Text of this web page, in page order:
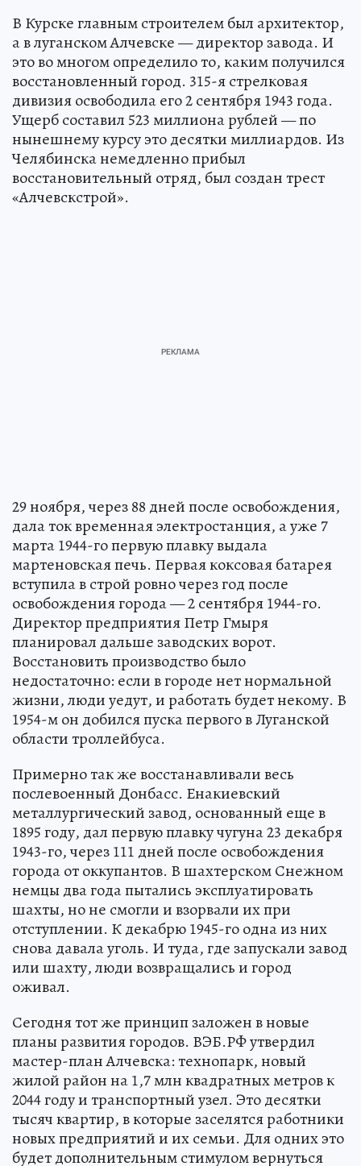
В Курске главным строителем был архитектор,
а в луганском Алчевске — директор завода. И
это во многом определило то, каким получился
восстановленный город. 315-я стрелковая
дивизия освободила его 2 сентября 1943 года.
Ущерб составил 523 миллиона рублей — по
нынешнему курсу это десятки миллиардов. Из
Челябинска немедленно прибыл
восстановительный отряд, был создан трест
«Алчевскстрой».
29 ноября, через 88 дней после освобождения,
дала ток временная электростанция, а уже 7
марта 1944-го первую плавку выдала
мартеновская печь. Первая коксовая батарея
вступила в строй ровно через год после
освобождения города — 2 сентября 1944-го.
Директор предприятия Петр Гмыря
планировал дальше заводских ворот.
Восстановить производство было
недостаточно: если в городе нет нормальной
жизни, люди уедут, и работать будет некому. В
1954-м он добился пуска первого в Луганской
области троллейбуса.
Примерно так же восстанавливали весь
послевоенный Донбасс. Енакиевский
металлургический завод, основанный еще в
1895 году, дал первую плавку чугуна 23 декабря
1943-го, через 111 дней после освобождения
города от оккупантов. В шахтерском Снежном
немцы два года пытались эксплуатировать
шахты, но не смогли и взорвали их при
отступлении. К декабрю 1945-го одна из них
снова давала уголь. И туда, где запускали завод
или шахту, люди возвращались и город
оживал.
Сегодня тот же принцип заложен в новые
планы развития городов. ВЭБ.РФ утвердил
мастер-план Алчевска: технопарк, новый
жилой район на 1,7 млн квадратных метров к
2044 году и транспортный узел. Это десятки
тысяч квартир, в которые заселятся работники
новых предприятий и их семьи. Для одних это
будет дополнительным стимулом вернуться